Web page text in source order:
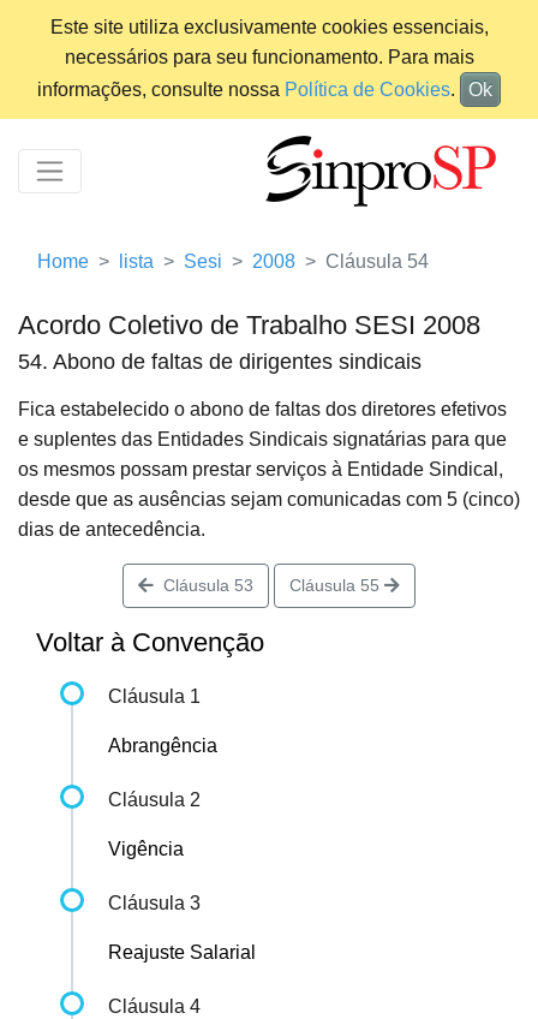
Este site utiliza exclusivamente cookies essenciais,
necessários para seu funcionamento. Para mais
informações, consulte nossa Política de Cookies. Ok
Home lista Sesi 2008 Cláusula 54
Acordo Coletivo de Trabalho SESI 2008
54. Abono de faltas de dirigentes sindicais
Fica estabelecido o abono de faltas dos diretores efetivos
e suplentes das Entidades Sindicais signatárias para que
os mesmos possam prestar serviços à Entidade Sindical,
desde que as ausências sejam comunicadas com 5 (cinco)
dias de antecedência.
Cláusula 53 Cláusula 55
Voltar à Convenção
Cláusula 1
Abrangência
Cláusula 2
Vigência
Cláusula 3
Reajuste Salarial
Cláusula 4